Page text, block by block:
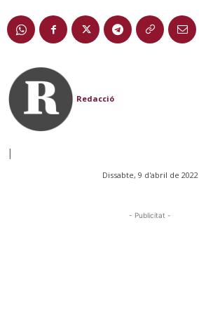
Redacció
|
Dissabte, 9 d'abril de 2022
- Publicitat -